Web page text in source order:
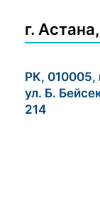
г.
РК, 010005,
ул. Б.
214